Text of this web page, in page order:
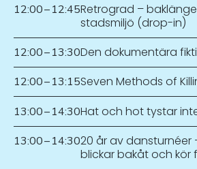
12:00–12:45Retrograd –
stadsmiljö (drop-in)
12:00–13:30Den dokumentära
12:00–13:15Seven Methods of
13:00–14:30Hat och hot tystar
13:00–14:3020 år av dansturnéer
blickar bakåt och kör